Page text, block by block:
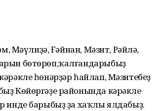
Мәүлиҙә, Ғәйнан, Мәзит, Рәйлә,
бөтөрөп,ҡалғандарыбыҙ
һөнәрҙәр һайлап, Мәзитебеҙ
Көйөргәҙе районында кәрәкле
инде барыбыҙ ҙа хаҡлы ялдабыҙ.